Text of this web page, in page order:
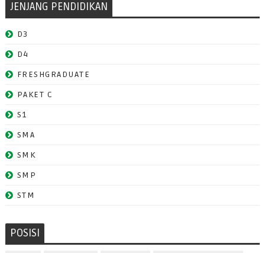
JENJANG PENDIDIKAN
D3
D4
FRESHGRADUATE
PAKET C
S1
SMA
SMK
SMP
STM
POSISI